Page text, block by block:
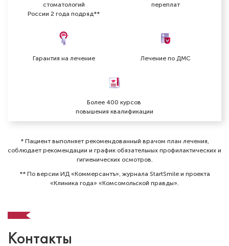
Зверев Алексей Владимирович
Специальность: терапия
Стаж работы: 4 года
стоматологий
России 2 года подряд**
переплат
Гарантия на лечение Лечение по ДМС
Более 400 курсов
повышения квалификации
* Пациент выполняет рекомендованный врачом план лечения,
соблюдает рекомендации и график обязательных профилактических и
гигиенических осмотров⁠.
** По версии ИД «Коммерсантъ», журнала StartSmile и проекта
«Клиника года» «Комсомольской правды».
Контакты